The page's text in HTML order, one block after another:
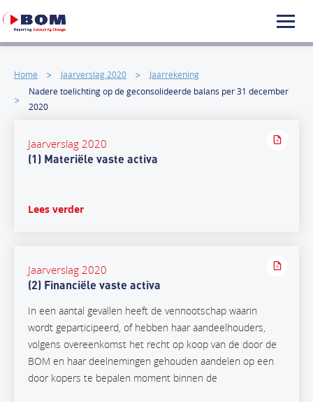
Home Jaarverslag 2020
Jaarrekening
Nadere toelichting op de geconsolideerde balans per 31 december
2020
Jaarverslag 2020
(1) Materiële vaste activa
Lees verder
Jaarverslag 2020
(2) Financiële vaste activa
In een aantal gevallen heeft de vennootschap waarin
wordt geparticipeerd, of hebben haar aandeelhouders,
volgens overeenkomst het recht op koop van de door de
BOM en haar deelnemingen gehouden aandelen op een
door kopers te bepalen moment binnen de